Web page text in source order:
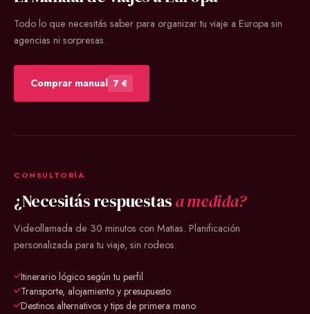
Todo lo que necesitás saber para organizar tu viaje a Europa sin
agencias ni sorpresas.
Comprar manual 7 €
CONSULTORÍA
¿Necesitás respuestasa medida?
Videollamada de 30 minutos con Matias. Planificación
personalizada para tu viaje, sin rodeos.
Itinerario lógico según tu perfil
Transporte, alojamiento y presupuesto
Destinos alternativos y tips de primera mano